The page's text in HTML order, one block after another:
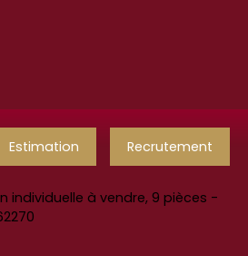
Estimation Recrutement